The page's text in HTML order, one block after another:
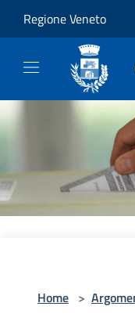
Regione Veneto
Home >